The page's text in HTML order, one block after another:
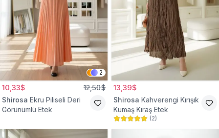
2
10,33$ 12,50$
Shirosa Ekru Piliseli Deri
Görünümlü Etek
13,39$
Shirosa Kahverengi Kırışık
Kumaş Kıraş Etek
(2)